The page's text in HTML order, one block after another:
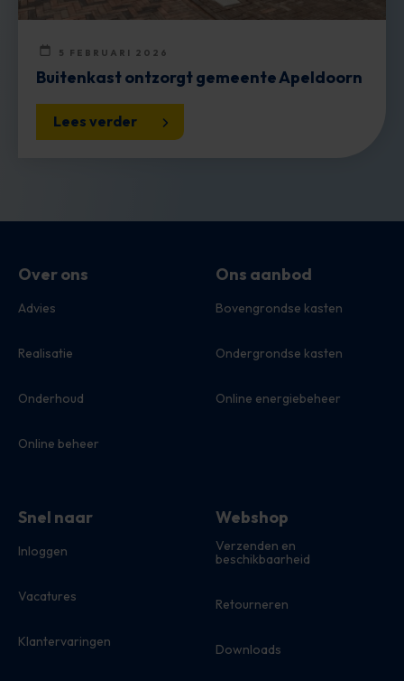
Buitenkast ontzorgt gemeente Apeldoorn
5 FEBRUARI 2026
Lees verder
Over ons
Advies
Realisatie
Onderhoud
Online beheer
Ons aanbod
Bovengrondse kasten
Ondergrondse kasten
Online energiebeheer
Snel naar
Inloggen
Vacatures
Klantervaringen
Webshop
Verzenden en
beschikbaarheid
Retourneren
Downloads